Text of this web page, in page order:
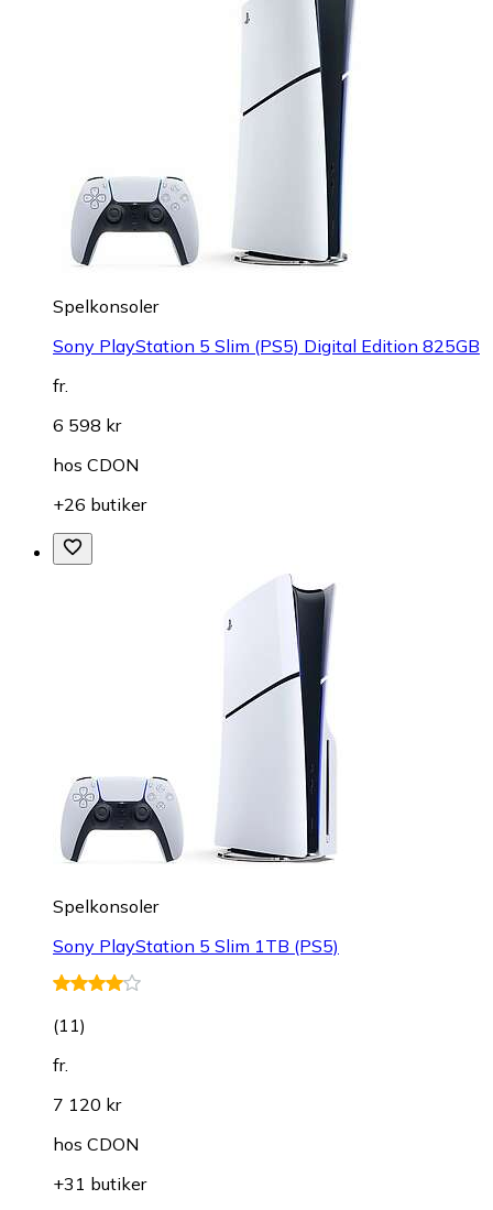
Spelkonsoler
Sony PlayStation 5 Slim (PS5) Digital Edition 825GB
fr.
6 598 kr
hos CDON
+26 butiker
Spelkonsoler
Sony PlayStation 5 Slim 1TB (PS5)
(11)
fr.
7 120 kr
hos CDON
+31 butiker